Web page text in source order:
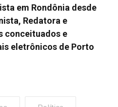
em Rondônia desde
Redatora e
conceituados e
eletrônicos de Porto